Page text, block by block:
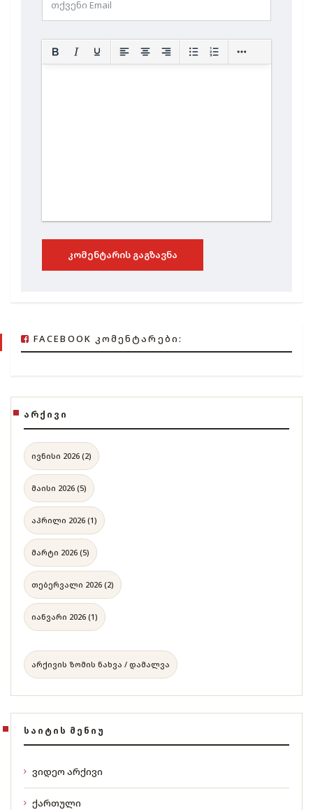
ᲙᲝᲛᲔᲜᲢᲐᲠᲘᲡ ᲒᲐᲒᲖᲐᲕᲜᲐ
FACEBOOK ᲙᲝᲛᲔᲜᲢᲐᲠᲔᲑᲘ:
ᲐᲠᲥᲘᲕᲘ
ივნისი 2026 (2)
მაისი 2026 (5)
აპრილი 2026 (1)
მარტი 2026 (5)
თებერვალი 2026 (2)
იანვარი 2026 (1)
არქივის ზომის ნახვა / დამალვა
ᲡᲐᲘᲢᲘᲡ ᲛᲔᲜᲘᲣ
ვიდეო არქივი
ქართული